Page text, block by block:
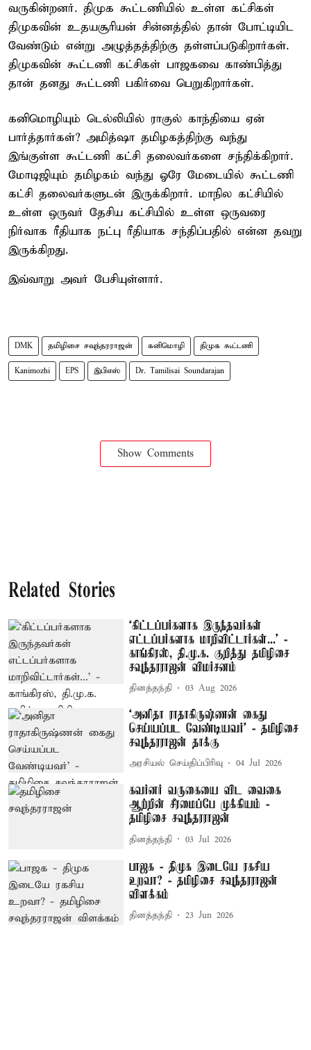
வருகின்றனர். திமுக கூட்டணியில் உள்ள கட்சிகள்
திமுகவின் உதயசூரியன் சின்னத்தில் தான் போட்டியிட
வேண்டும் என்று அழுத்தத்திற்கு தள்ளப்படுகிறார்கள்.
திமுகவின் கூட்டணி கட்சிகள் பாஜகவை காண்பித்து
தான் தனது கூட்டணி பகிர்வை பெறுகிறார்கள்.
கனிமொழியும் டெல்லியில் ராகுல் காந்தியை ஏன்
பார்த்தார்கள்? அமித்ஷா தமிழகத்திற்கு வந்து
இங்குள்ள கூட்டணி கட்சி தலைவர்களை சந்திக்கிறார்.
மோடிஜியும் தமிழகம் வந்து ஓரே மேடையில் கூட்டணி
கட்சி தலைவர்களுடன் இருக்கிறார். மாநில கட்சியில்
உள்ள ஒருவர் தேசிய கட்சியில் உள்ள ஒருவரை
நிர்வாக ரீதியாக நட்பு ரீதியாக சந்திப்பதில் என்ன தவறு
இருக்கிறது.
இவ்வாறு அவர் பேசியுள்ளார்.
DMK தமிழிசை சவுந்தரராஜன் கனிமொழி திமுக கூட்டணி
Kanimozhi EPS இபிஎஸ் Dr. Tamilisai Soundarajan
Show Comments
Related Stories
‘கிட்டப்பர்களாக இருந்தவர்கள்
எட்டப்பர்களாக மாறிவிட்டார்கள்...’ -
காங்கிரஸ், தி.மு.க. குறித்து தமிழிசை
சவுந்தரராஜன் விமர்சனம்
தினத்தந்தி 03 Aug 2026
‘அனிதா ராதாகிருஷ்ணன் கைது
செய்யப்பட வேண்டியவர்’ - தமிழிசை
சவுந்தரராஜன் தாக்கு
அரசியல் செய்திப்பிரிவு 04 Jul 2026
கவர்னர் வருகையை விட வைகை
ஆற்றின் சீரமைப்பே முக்கியம் -
தமிழிசை சவுந்தரராஜன்
தினத்தந்தி 03 Jul 2026
பாஜக - திமுக இடையே ரகசிய
உறவா? - தமிழிசை சவுந்தரராஜன்
விளக்கம்
தினத்தந்தி 23 Jun 2026